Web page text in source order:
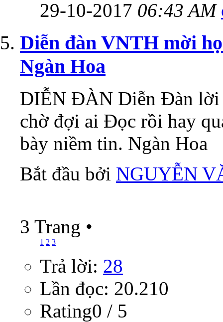
29-10-2017 06:43 AM
Diễn đàn VNTH mời
Ngàn Hoa
DIỄN ĐÀN Diễn Đàn lời
chờ đợi ai Đọc rồi hay
bày niềm tin. Ngàn Hoa
Bắt đầu bởi NGUYỄN
3 Trang •
1 2 3
Trả lời: 28
Lần đọc: 20.210
Rating0 / 5